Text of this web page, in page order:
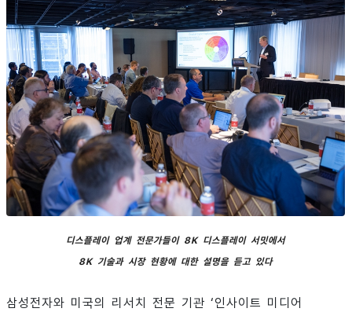
디스플레이 업계 전문가들이 8K 디스플레이 서밋에서
8K 기술과 시장 현황에 대한 설명을 듣고 있다
삼성전자와 미국의 리서치 전문 기관 ‘인사이트 미디어